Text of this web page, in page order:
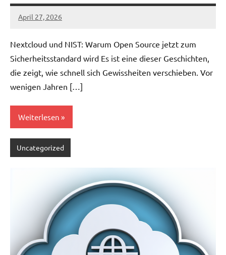
April 27, 2026
admin
Nextcloud und NIST: Warum Open Source jetzt zum
Sicherheitsstandard wird Es ist eine dieser Geschichten,
die zeigt, wie schnell sich Gewissheiten verschieben. Vor
wenigen Jahren […]
Weiterlesen
Uncategorized